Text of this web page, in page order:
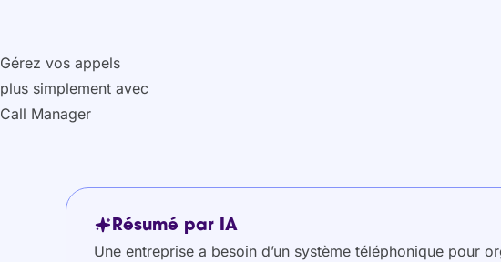
Gérez vos appels
plus simplement avec
Call Manager
Résumé par IA
Une entreprise a besoin d’un système téléphonique pour